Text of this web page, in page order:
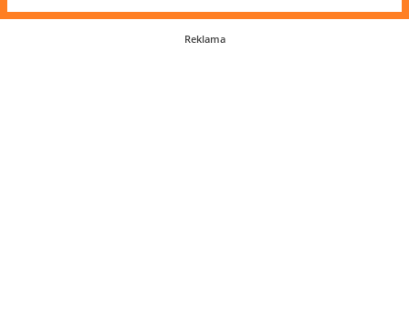
Reklama